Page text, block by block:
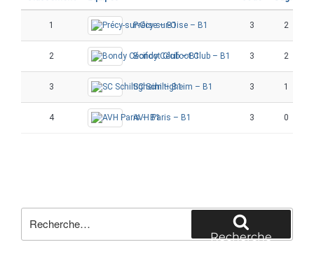
1 Précy-sur-Oise – B1 3 2
2 Bondy Cécifoot Club – B1 3 2
3 SC Schiltigheim – B1 3 1
4 AVH Paris – B1 3 0
pour
Recherche